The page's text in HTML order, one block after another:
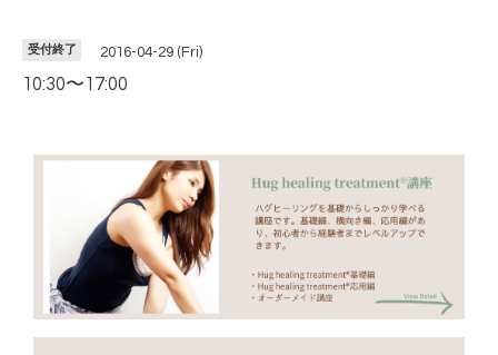
受付終了 2016-04-29 (Fri)
10:30〜17:00